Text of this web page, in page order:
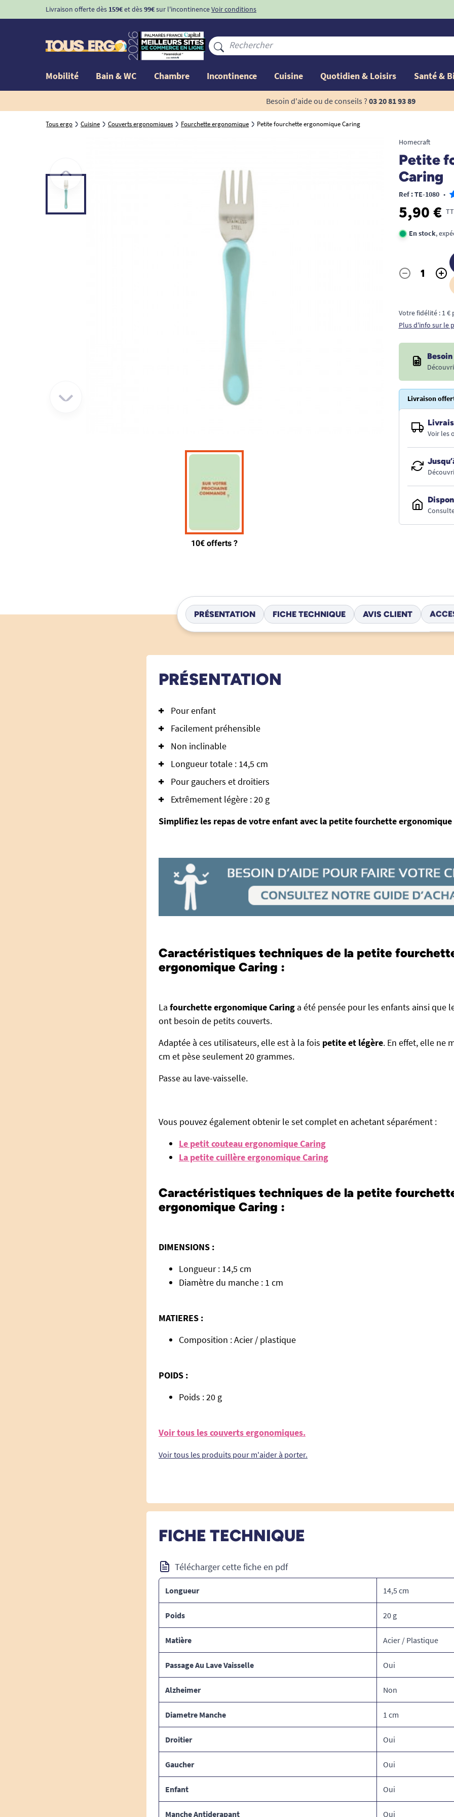
Livraison offerte dès 159€et dès99€sur l'incontinenceVoir conditions
Mobilité Bain & WC Chambre Incontinence Cuisine Quotidien & Loisirs Santé &
Besoin d'aide ou de conseils ? 03 20 81 93 89
Tous ergo Cuisine Couverts ergonomiques Fourchette ergonomique Petite fourchette ergonomique Caring
Homecraft
Petite
Caring
Ref : TE-1080 •
5,90 €
En stock,
Quantité
- +
Votre fidélité : 1 €
Plus d'info sur le
Livraison
Voir les
PRÉSENTATION FICHE TECHNIQUE AVIS CLIENT
PRÉSENTATION
Pour enfant
Facilement préhensible
Non inclinable
Longueur totale : 14,5 cm
Pour gauchers et droitiers
Extrêmement légère : 20 g
Simplifiez les repas de votre enfant avec la petite fourchette ergonomique
Caractéristiques techniques de la petite
ergonomique Caring :
La fourchette ergonomique Caring a été pensée pour les enfants ainsi que
ont besoin de petits couverts.
Adaptée à ces utilisateurs, elle est à la fois petite et légère. En effet, elle ne
cm et pèse seulement 20 grammes.
Passe au lave-vaisselle.
Vous pouvez également obtenir le set complet en achetant séparément :
Le petit couteau ergonomique Caring
La petite cuillère ergonomique Caring
Caractéristiques techniques de la petite
ergonomique Caring :
DIMENSIONS :
Longueur : 14,5 cm
Diamètre du manche : 1 cm
MATIERES :
Composition : Acier / plastique
POIDS :
Poids : 20 g
Voir tous les couverts ergonomiques.
Voir tous les produits pour m'aider à porter.
FICHE TECHNIQUE
Télécharger cette fiche en pdf
Longueur 14,5 cm
Poids 20 g
Matière Acier / Plastique
Passage Au Lave Vaisselle Oui
Alzheimer Non
Diametre Manche 1 cm
Droitier Oui
Gaucher Oui
Enfant Oui
Manche Antiderapant Oui